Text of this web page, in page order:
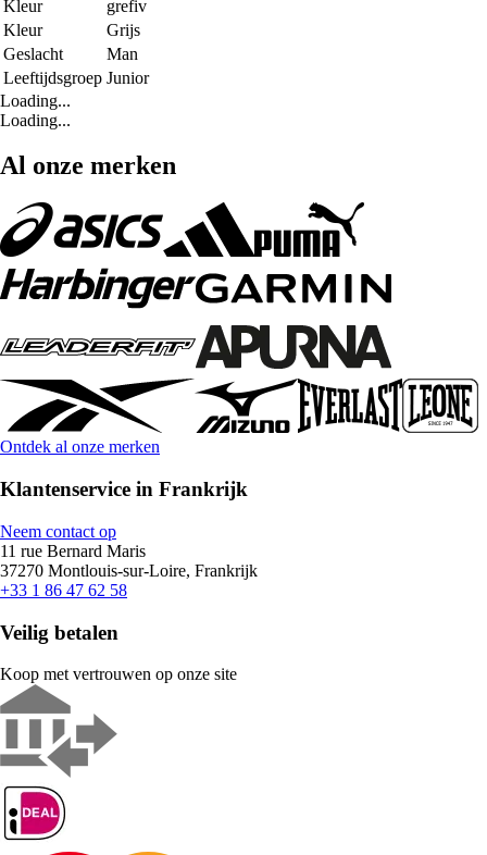
Kleur
grefiv
Kleur
Grijs
Geslacht
Man
Leeftijdsgroep Junior
Loading...
Loading...
Al onze merken
Ontdek al onze merken
Klantenservice in Frankrijk
Neem contact op
11 rue Bernard Maris
37270 Montlouis-sur-Loire, Frankrijk
+33 1 86 47 62 58
Veilig betalen
Koop met vertrouwen op onze site